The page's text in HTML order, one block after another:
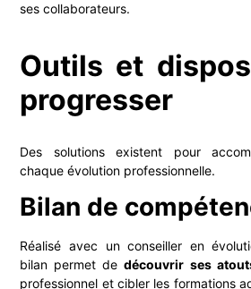
ses collaborateurs.
Outils et
progresser
Des solutions existent pour
chaque évolution professionnelle.
Bilan de
Réalisé avec un conseiller en
bilan permet dedécouvrir ses
professionnel et cibler les formations